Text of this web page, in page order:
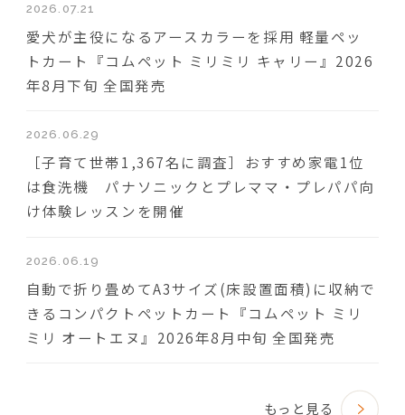
2026.07.21
愛犬が主役になるアースカラーを採用 軽量ペッ
トカート『コムペット ミリミリ キャリー』2026
年8月下旬 全国発売
2026.06.29
［子育て世帯1,367名に調査］おすすめ家電1位
は食洗機 パナソニックとプレママ・プレパパ向
け体験レッスンを開催
2026.06.19
自動で折り畳めてA3サイズ(床設置面積)に収納で
きるコンパクトペットカート『コムペット ミリ
ミリ オートエヌ』2026年8月中旬 全国発売
もっと見る